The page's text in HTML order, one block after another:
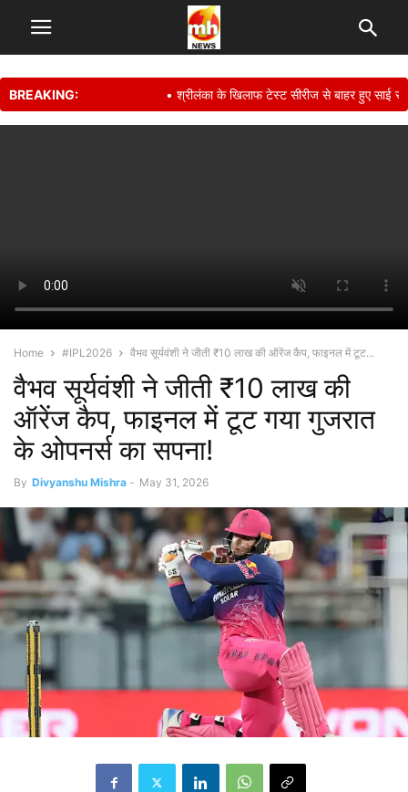
BREAKING: • श्रीलंका के खिलाफ टेस्ट सीरीज से बाहर हुए साई
Home #IPL2026 वैभव सूर्यवंशी ने जीती ₹10 लाख की ऑरेंज कैप, फाइनल में टूट...
वैभव सूर्यवंशी ने जीती ₹10 लाख की
ऑरेंज कैप, फाइनल में टूट गया गुजरात
के ओपनर्स का सपना!
By Divyanshu Mishra - May 31, 2026